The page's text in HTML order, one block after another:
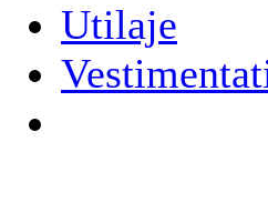
Utilaje